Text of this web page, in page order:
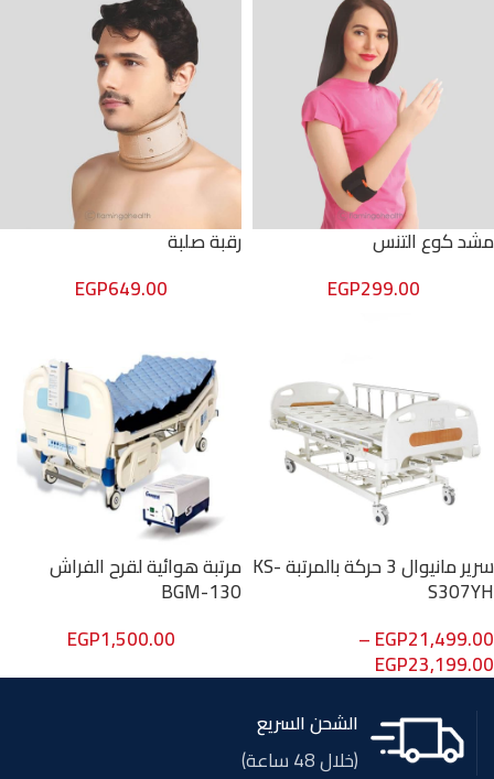
مشد كوع التنس
EGP299.00
رقبة صلبة
EGP649.00
سرير مانيوال 3 حركة بالمرتبة KS-
S307YH
EGP21,499.00
–
EGP23,199.00
مرتبة هوائية لقرح الفراش
BGM-130
EGP1,500.00
الشحن السريع
(خلال 48 ساعة)